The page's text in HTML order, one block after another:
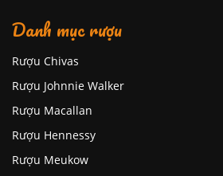
Danh mục rượu
Rượu Chivas
Rượu Johnnie Walker
Rượu Macallan
Rượu Hennessy
Rượu Meukow